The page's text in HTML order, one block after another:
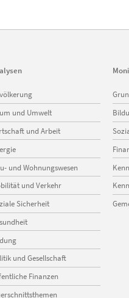
und Umwelt
und Arbeit
und Wohnungswesen
und Verkehr
Sicherheit
und Gesellschaft
Finanzen